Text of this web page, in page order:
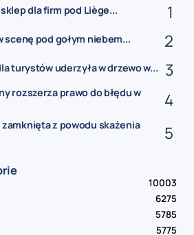
dla firm pod Liège...
scenę pod gołym niebem...
turystów uderzyła w drzewo w...
rozszerza prawo do błędu w
z powodu skażenia
10003
6275
5785
5775